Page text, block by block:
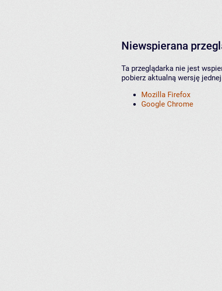
Niewspierana
Ta przeglądarka nie jest
pobierz aktualną wersję
Mozilla Firefox
Google Chrome